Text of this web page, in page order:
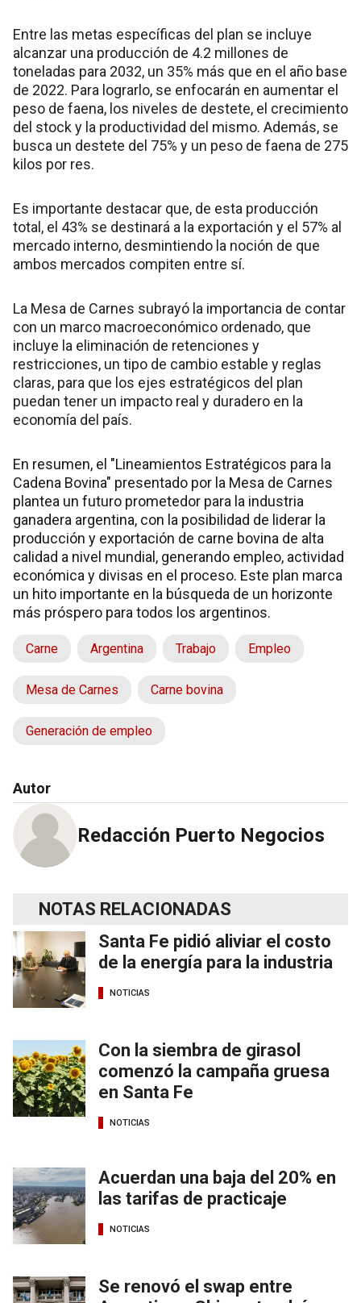
Entre las metas específicas del plan se incluye
alcanzar una producción de 4.2 millones de
toneladas para 2032, un 35% más que en el año base
de 2022. Para lograrlo, se enfocarán en aumentar el
peso de faena, los niveles de destete, el crecimiento
del stock y la productividad del mismo. Además, se
busca un destete del 75% y un peso de faena de 275
kilos por res.
Es importante destacar que, de esta producción
total, el 43% se destinará a la exportación y el 57% al
mercado interno, desmintiendo la noción de que
ambos mercados compiten entre sí.
La Mesa de Carnes subrayó la importancia de contar
con un marco macroeconómico ordenado, que
incluye la eliminación de retenciones y
restricciones, un tipo de cambio estable y reglas
claras, para que los ejes estratégicos del plan
puedan tener un impacto real y duradero en la
economía del país.
En resumen, el "Lineamientos Estratégicos para la
Cadena Bovina" presentado por la Mesa de Carnes
plantea un futuro prometedor para la industria
ganadera argentina, con la posibilidad de liderar la
producción y exportación de carne bovina de alta
calidad a nivel mundial, generando empleo, actividad
económica y divisas en el proceso. Este plan marca
un hito importante en la búsqueda de un horizonte
más próspero para todos los argentinos.
Carne Argentina Trabajo Empleo
Mesa de Carnes Carne bovina
Generación de empleo
Autor
Redacción Puerto Negocios
NOTAS RELACIONADAS
Santa Fe pidió aliviar el costo
de la energía para la industria
NOTICIAS
Con la siembra de girasol
comenzó la campaña gruesa
en Santa Fe
NOTICIAS
Acuerdan una baja del 20% en
las tarifas de practicaje
NOTICIAS
Se renovó el swap entre